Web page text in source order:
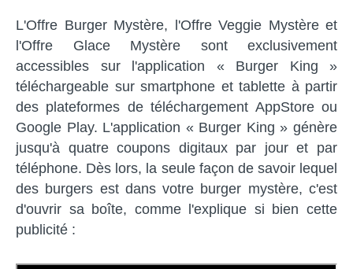
L'Offre Burger Mystère, l'Offre Veggie Mystère et
l'Offre Glace Mystère sont exclusivement
accessibles sur l'application « Burger King »
téléchargeable sur smartphone et tablette à partir
des plateformes de téléchargement AppStore ou
Google Play. L'application « Burger King » génère
jusqu'à quatre coupons digitaux par jour et par
téléphone. Dès lors, la seule façon de savoir lequel
des burgers est dans votre burger mystère, c'est
d'ouvrir sa boîte, comme l'explique si bien cette
publicité :